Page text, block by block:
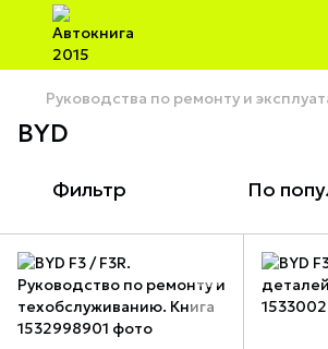
Руководства по ремонту и
BYD
Фильтр По